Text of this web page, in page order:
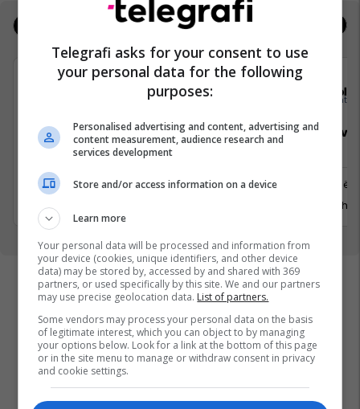
Real Estate
Specialist Mishi (Kasap)
Ferizaj
3 Gusht 2026
Sales
Prishtinë
29 Gusht
Telegrafi asks for your consent to use
your personal data for the following
purposes:
Personalised advertising and content, advertising and
content measurement, audience research and
services development
Store and/or access information on a device
Learn more
Your personal data will be processed and information from
your device (cookies, unique identifiers, and other device
data) may be stored by, accessed by and shared with 369
partners, or used specifically by this site. We and our partners
may use precise geolocation data. List of partners.
Some vendors may process your personal data on the basis
of legitimate interest, which you can object to by managing
your options below. Look for a link at the bottom of this page
or in the site menu to manage or withdraw consent in privacy
and cookie settings.